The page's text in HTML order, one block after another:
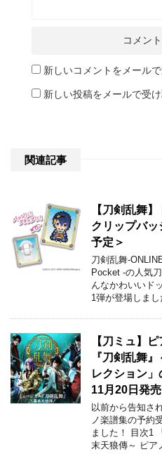
新しいコメントをメール
新しい投稿をメールで受
関連記事
【刀剣乱舞
クリップバ
予定＞
刀剣乱舞-
Pocket -の人気
んなかわいいド
1弾が登場しま
【刀ミュ】
『刀剣乱舞
レクション
11月20日発売
以前から告知さ
ノ楽譜集の予約
ました！ 目次1
末天狼傳～ ピア